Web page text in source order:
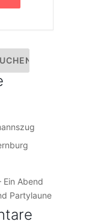
Abend
Partylaune